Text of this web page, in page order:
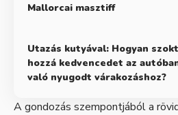
Mallorcai masztiff
Utazás kutyával: Hogyan
hozzá kedvencedet az
való nyugodt várakozáshoz?
A gondozás szempontjából a